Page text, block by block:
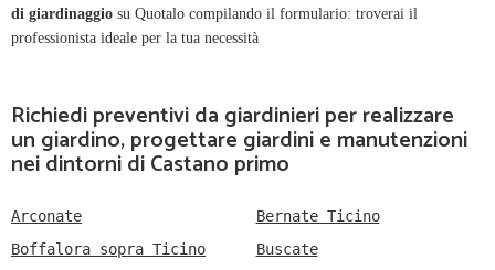
di giardinaggio su Quotalo compilando il formulario: troverai il
professionista ideale per la tua necessità
Richiedi preventivi da giardinieri per realizzare
un giardino, progettare giardini e manutenzioni
nei dintorni di Castano primo
Arconate
Bernate Ticino
Boffalora sopra Ticino
Buscate